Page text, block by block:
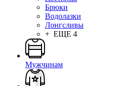
Брюки
Водолазки
Лонгсливы
+ ЕЩЕ 4
Мужчинам